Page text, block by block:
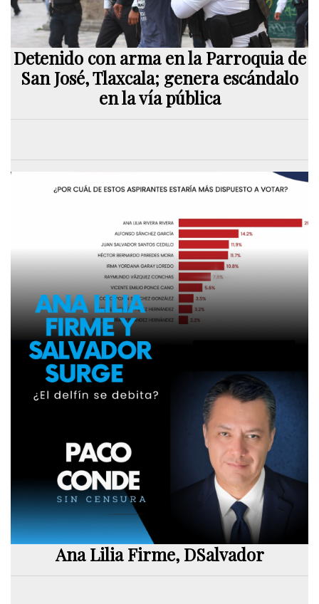
Detenido con arma en la Parroquia de
San José, Tlaxcala; genera escándalo
en la vía pública
Ana Lilia Firme, DSalvador